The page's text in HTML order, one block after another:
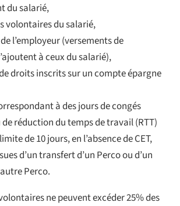
du salarié,
volontaires du salarié,
l’employeur (versements de
à ceux du salarié),
droits inscrits sur un compte épargne
à des jours de congés
de réduction du temps de travail (RTT)
de 10 jours, en l’absence de CET,
d’un transfert d’un Perco ou d’un
Perco.
ne peuvent excéder 25% des